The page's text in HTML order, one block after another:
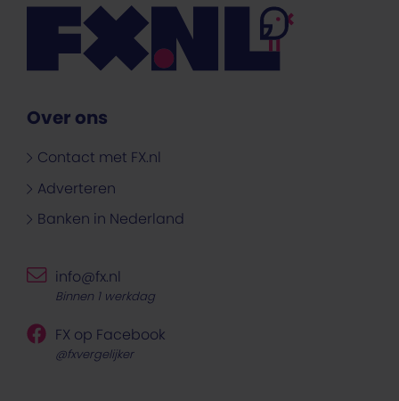
Over ons
Contact met FX.nl
Adverteren
Banken in Nederland
info@fx.nl
Binnen 1 werkdag
FX op Facebook
@fxvergelijker